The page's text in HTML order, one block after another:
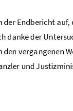
Endbericht auf,
danke der
vergangenen
und